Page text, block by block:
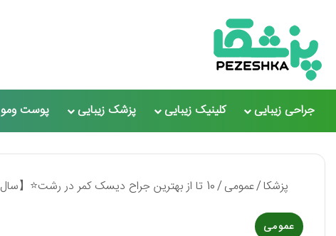
جراحی زیبایی کلینیک زیبایی پزشک زیبایی پوست ومو
پزشکا/عمومی/10 تا از بهترین جراح دیسک کمر در رشت⭐【سال1405】✅
عمومی